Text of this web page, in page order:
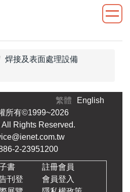
焊接及表面處理設備
繁體
English
所有©1999~2026
Rights Reserved.
2-23951200
書
刊登
註冊會員
會員登入